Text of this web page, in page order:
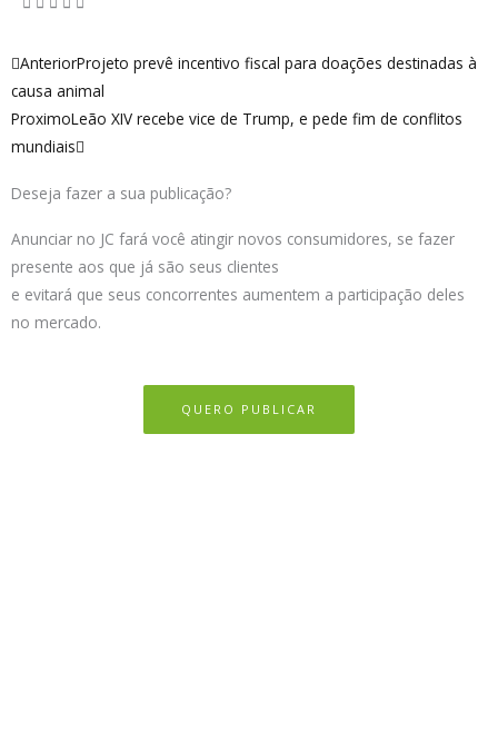
Anterior
AnteriorProjeto prevê incentivo fiscal para doações destinadas à
causa animal
ProximoLeão XIV recebe vice de Trump, e pede fim de conflitos
mundiais
Próximo
Deseja fazer a sua publicação?
Anunciar no JC fará você atingir novos consumidores, se fazer
presente aos que já são seus clientes
e evitará que seus concorrentes aumentem a participação deles
no mercado.
QUERO PUBLICAR